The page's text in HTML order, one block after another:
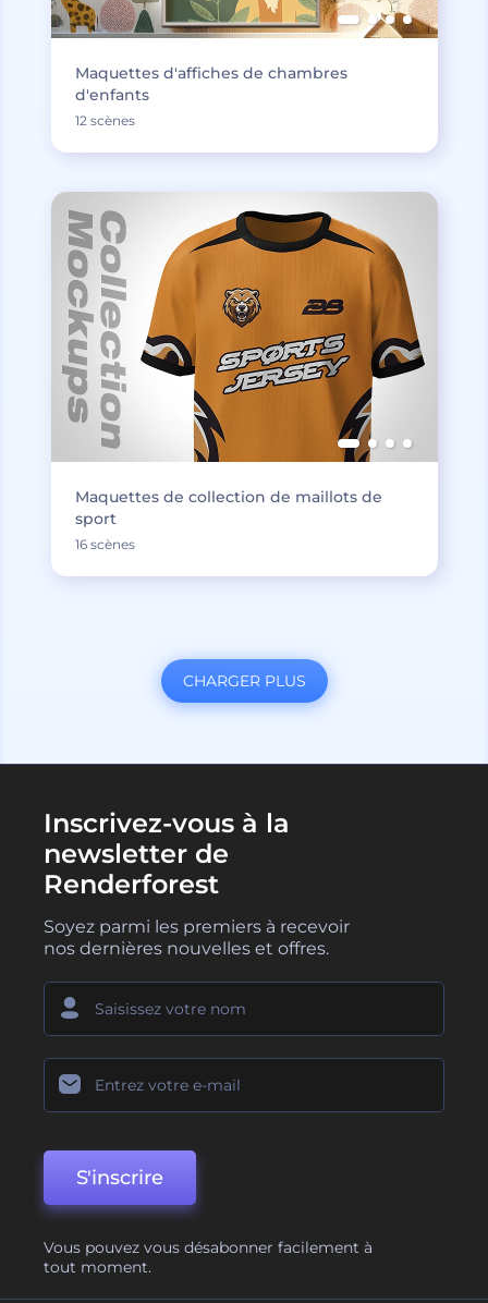
Maquettes d'affiches de chambres
d'enfants
12 scènes
Maquettes de collection de maillots de
sport
16 scènes
CHARGER PLUS
Inscrivez-vous à la
newsletter de
Renderforest
Soyez parmi les premiers à recevoir
nos dernières nouvelles et offres.
S'inscrire
Vous pouvez vous désabonner facilement à
tout moment.